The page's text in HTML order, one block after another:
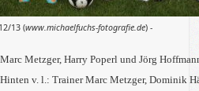
13 (www.michaelfuchs-fotografie.de) -
Marc Metzger, Harry Poperl und Jörg
Hinten v. l.: Trainer Marc Metzger, Dominik